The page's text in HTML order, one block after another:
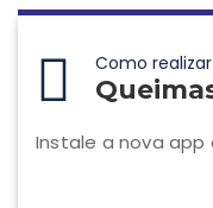
Como
Instale a nova app